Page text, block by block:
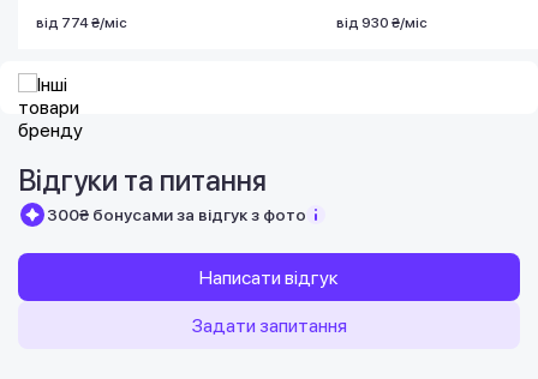
від 774 ₴/міс
від 930 ₴/міс
Відгуки та питання
300₴ бонусами за відгук з фото
Написати відгук
Задати запитання